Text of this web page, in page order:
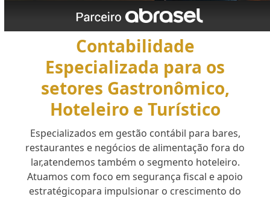
Contabilidade
Especializada para os
setores Gastronômico,
Hoteleiro e Turístico
Especializados em gestão contábil para bares,
restaurantes e negócios de alimentação fora do
lar,atendemos também o segmento hoteleiro.
Atuamos com foco em segurança fiscal e apoio
estratégicopara impulsionar o crescimento do